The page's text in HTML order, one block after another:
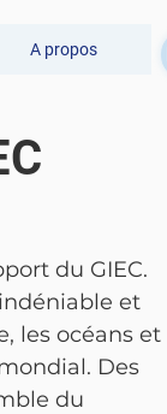
A propos
du GIEC.
et
les océans et
Des
du